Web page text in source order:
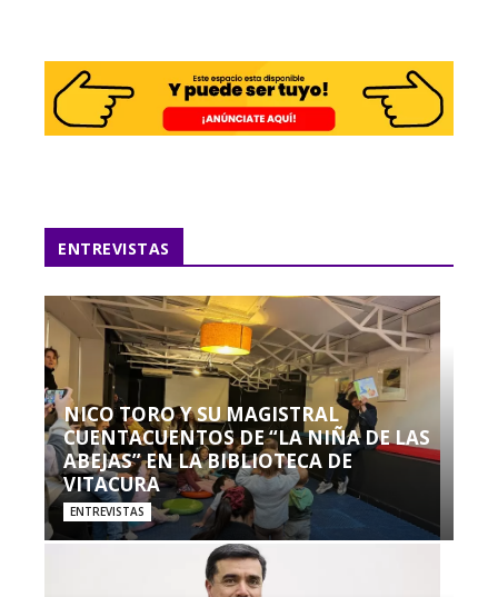
ENTREVISTAS
NICO TORO Y SU MAGISTRAL
CUENTACUENTOS DE “LA NIÑA DE LAS
ABEJAS” EN LA BIBLIOTECA DE
VITACURA
ENTREVISTAS